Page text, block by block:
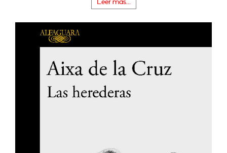
Leer más...